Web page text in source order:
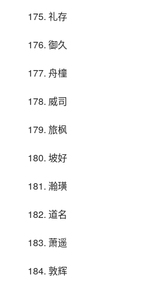
175. 礼存
176. 御久
177. 舟橦
178. 威司
179. 旅枫
180. 坡好
181. 瀚璜
182. 道名
183. 萧遥
184. 敦辉